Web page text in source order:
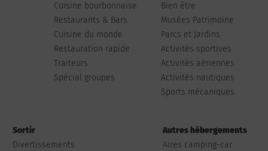
Cuisine bourbonnaise
Restaurants & Bars
Cuisine du monde
Restauration rapide
Traiteurs
Spécial groupes
Bien être
Musées Patrimoine
Parcs et Jardins
Activités sportives
Activités aériennes
Activités nautiques
Sports mécaniques
Sortir
Divertissements
Autres hébergements
Aires camping-car